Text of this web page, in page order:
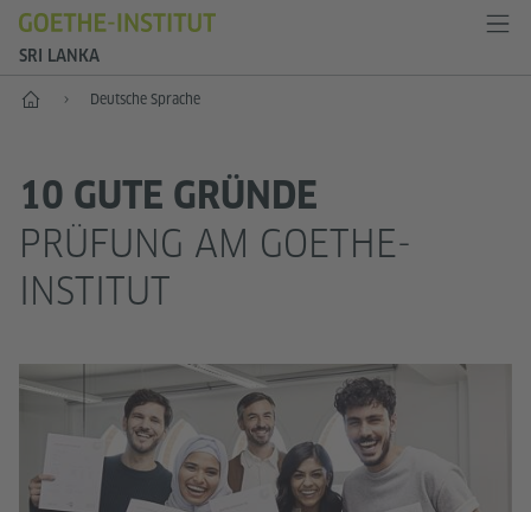
SRI LANKA
Start Deutsche Sprache
10 GUTE GRÜNDE
PRÜFUNG AM GOETHE-
INSTITUT